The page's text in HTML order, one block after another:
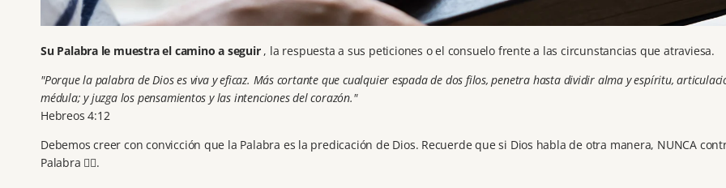
Su Palabra le muestra el camino a seguir, la respuesta a sus peticiones o el consuelo frente a las circunstancias que atraviesa.
"Porque la palabra de Dios es viva y eficaz. Más cortante que cualquier espada de dos filos, penetra hasta dividir alma y espíritu,
médula; y juzga los pensamientos y las intenciones del corazón."
Hebreos 4:12
Debemos creer con convicción que la Palabra es la predicación de Dios. Recuerde que si Dios habla de otra manera, NUNCA
Palabra 🙅‍♀️.